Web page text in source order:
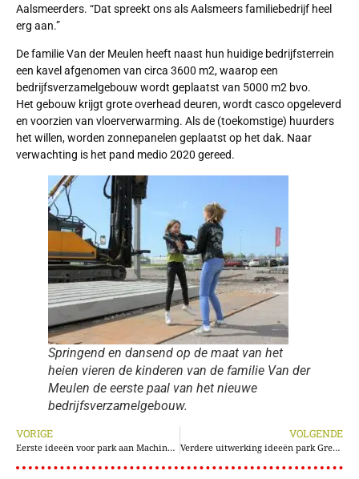
Aalsmeerders. “Dat spreekt ons als Aalsmeers familiebedrijf heel
erg aan.”
De familie Van der Meulen heeft naast hun huidige bedrijfsterrein
een kavel afgenomen van circa 3600 m2, waarop een
bedrijfsverzamelgebouw wordt geplaatst van 5000 m2 bvo.
Het gebouw krijgt grote overhead deuren, wordt casco opgeleverd
en voorzien van vloerverwarming. Als de (toekomstige) huurders
het willen, worden zonnepanelen geplaatst op het dak. Naar
verwachting is het pand medio 2020 gereed.
Springend en dansend op de maat van het
heien vieren de kinderen van de familie Van der
Meulen de eerste paal van het nieuwe
bedrijfsverzamelgebouw.
VORIGE
Eerste ideeën voor park aan Machineweg Green Park Aalsmeer positief ontvangen
VOLGENDE
Verdere uitwerking ideeën park Green Park Aalsmeer